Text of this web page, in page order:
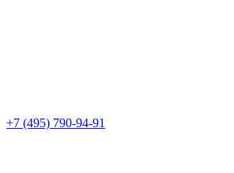
+7 (495) 790-94-91